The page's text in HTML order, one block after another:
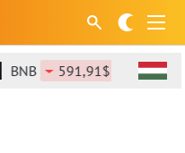
591,91$ -0,18%